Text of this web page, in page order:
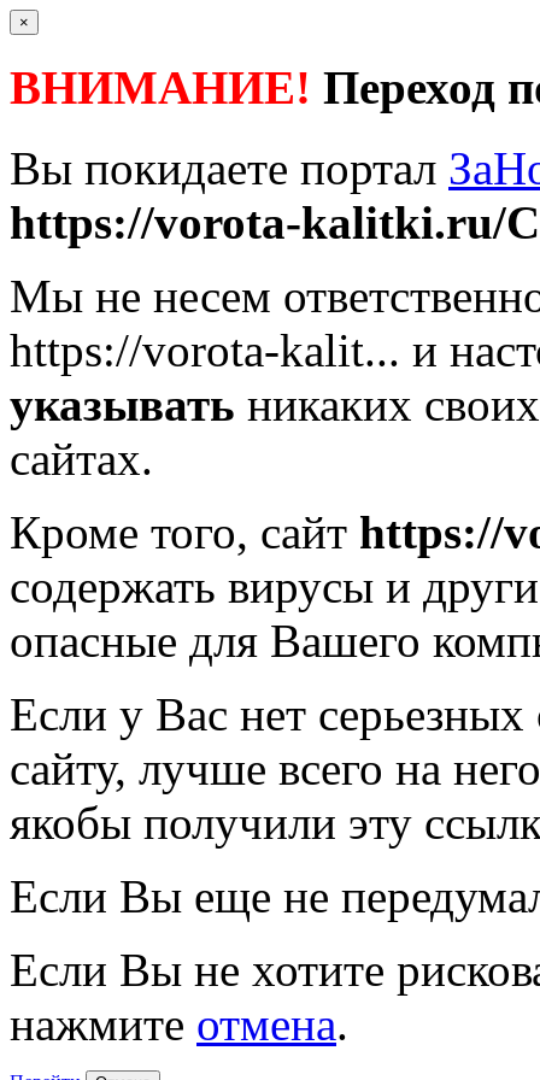
×
ВНИМАНИЕ! Переход
Вы покидаете портал
https://vorota-kalitki.ru/
Мы не несем
https://vorota-kalit... и
указывать никаких
сайтах.
Кроме того, сайт https://
содержать вирусы и
опасные для Вашего
Если у Вас нет
сайту, лучше всего на
якобы получили эту
Если Вы еще не
Если Вы не хотите
нажмите отмена.